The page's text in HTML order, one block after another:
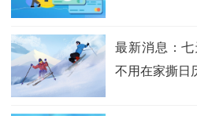
最新消息：
不用在家撕日